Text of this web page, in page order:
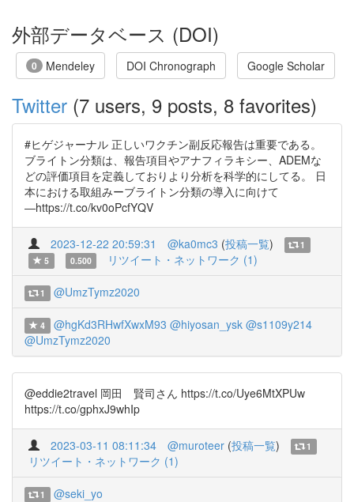
外部データベース (DOI)
0 Mendeley DOI Chronograph Google Scholar
Twitter (7 users, 9 posts, 8 favorites)
#ヒゲジャーナル 正しいワクチン副反応報告は重要である。
ブライトン分類は、報告項目やアナフィラキシー、ADEMな
どの評価項目を定義しておりより分析を科学的にしてる。 日
本における取組みーブライトン分類の導入に向けて
―https://t.co/kv0oPcfYQV
2023-12-22 20:59:31 @ka0mc3 (投稿一覧)
1
5
0.500 リツイート・ネットワーク (1)
1 @UmzTymz2020
4 @hgKd3RHwfXwxM93 @hiyosan_ysk @s1109y214
@UmzTymz2020
@eddie2travel 岡田 賢司さん https://t.co/Uye6MtXPUw
https://t.co/gphxJ9whIp
2023-03-11 08:11:34 @muroteer (投稿一覧) 1
リツイート・ネットワーク (1)
1 @seki_yo